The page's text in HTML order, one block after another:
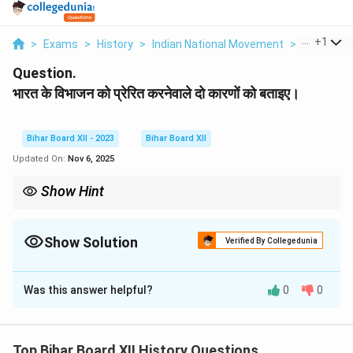
> Exams > History > Indian National Movement > Bharat
+1
Question.
भारत के विभाजन को प्रेरित करनेवाले दो कारणों को बताइए।
Bihar Board XII - 2023
Bihar Board XII
Updated On: Nov 6, 2025
Show Hint
कार्रवाई दिवस) दोनों पर विचार करना महत्वपूर्ण है।
Show Solution Verified By Collegedunia
Solution and Explanation
Step 1: Understanding the Concept:
Was this answer helpful? 0 0